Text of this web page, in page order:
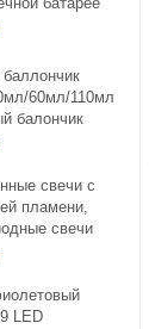
баллончик
60мл/110мл
балончик
свечи с
пламени,
свечи
LED